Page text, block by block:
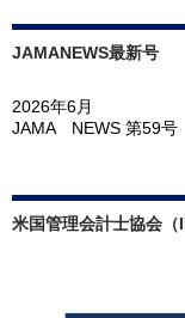
JAMANEWS最新号
2026年6月
JAMA NEWS 第59号
米国管理会計士協会（